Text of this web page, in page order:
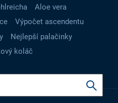
Aloe vera
Výpočet ascendentu
Nejlepší palačinky
koláč